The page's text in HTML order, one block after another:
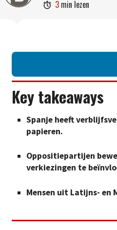
 3 min lezen
Key takeaways
Spanje heeft
papieren.
Oppositiepartijen
verkiezingen te
Mensen uit Latijns- en